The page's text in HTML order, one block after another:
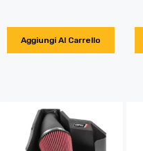
Aggiungi Al Carrello